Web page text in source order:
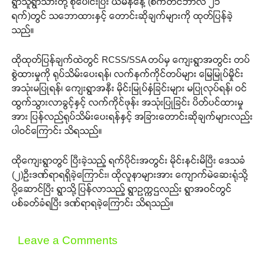
ရက်)တွင် သဘောထားနှင့် တောင်းဆိုချက်များကို ထုတ်ပြန်ခဲ့
သည်။
ထိုထုတ်ပြန်ချက်ထဲတွင် RCSS/SSA တပ်မှ ကျေးရွာအတွင်း တပ်
စွဲထားမှုကို ရုပ်သိမ်းပေးရန်၊ လက်နက်ကိုင်တပ်များ မြေမြုပ်မှိုင်း
အသုံးမပြုရန်၊ ကျေးရွာအနီး မိုင်းမြုပ်နှံခြင်းများ မပြုလုပ်ရန်၊ ဝင်
ထွက်သွားလာခွင့်နှင့် လက်ကိုင်ဖုန်း အသုံးပြုခြင်း ပိတ်ပင်ထားမှု
အား ပြန်လည်ရုပ်သိမ်းပေးရန်နှင့် အခြားတောင်းဆိုချက်များလည်း
ပါဝင်ကြောင်း သိရသည်။
ထိုကျေးရွာတွင် ပြီးခဲ့သည့် ရက်ပိုင်းအတွင်း မိုင်းနင်းမိပြီး ဒေသခံ
(၂)ဦးဒဏ်ရာရရှိခဲ့ကြောင်း၊ ထိုလူနာများအား ကျောက်မဲဆေးရုံသို့
ပို့ဆောင်ပြီး ရွာသို့ ပြန်လာသည့် ရွာဥက္ကဌလည်း ရွာအဝင်တွင်
ပစ်ခတ်ခံရပြီး ဒဏ်ရာရခဲ့ကြောင်း သိရသည်။
Leave a Comments